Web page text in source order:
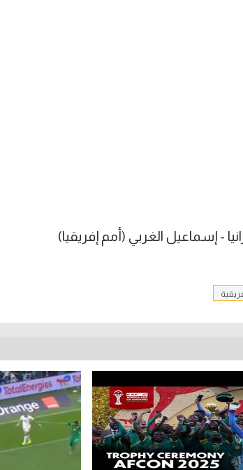
- إسماعيل الغربي (أمم إفريقيا)